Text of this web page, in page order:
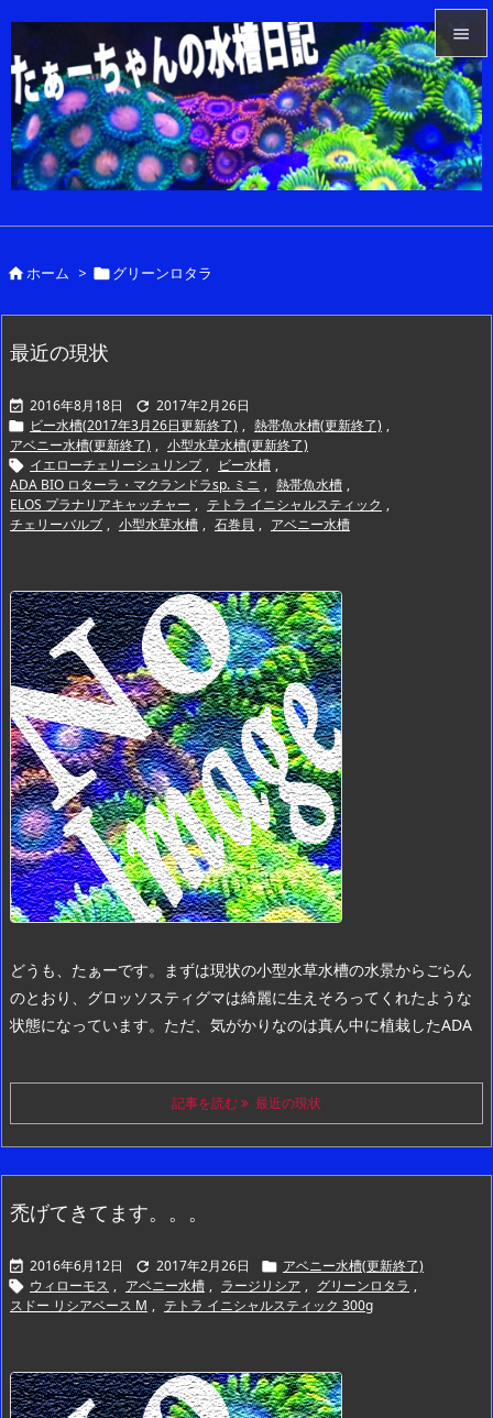


メニュ

サイド


ホーム > グリーンロタラ
最近の現状
 2016年8月18日  2017年2月26日
 ビー水槽(2017年3月26日更新終了) , 熱帯魚水槽(更新終了) ,
アベニー水槽(更新終了) , 小型水草水槽(更新終了)
 イエローチェリーシュリンプ , ビー水槽 ,
ADA BIO ロターラ・マクランドラsp. ミニ , 熱帯魚水槽 ,
ELOS プラナリアキャッチャー , テトラ イニシャルスティック ,
チェリーバルブ , 小型水草水槽 , 石巻貝 , アベニー水槽
どうも、たぁーです。 まずは現状の小型水草水槽の水景からごらん
のとおり、グロッソスティグマは綺麗に生えそろってくれたような
状態になっています。 ただ、気がかりなのは真ん中に植栽したADA
記事を読む 最近の現状
禿げてきてます。。。
 2016年6月12日  2017年2月26日  アベニー水槽(更新終了)
 ウィローモス , アベニー水槽 , ラージリシア , グリーンロタラ ,
スドー リシアベース M , テトラ イニシャルスティック 300g